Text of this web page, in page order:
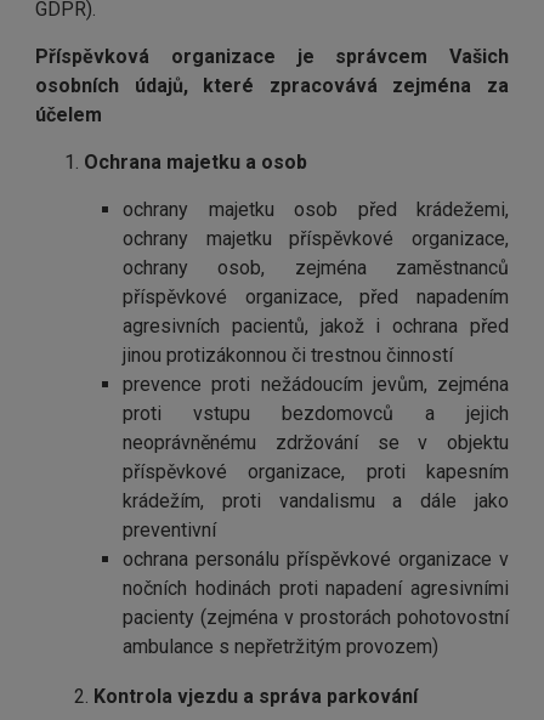
GDPR).
Příspěvková organizace je správcem Vašich
osobních údajů, které zpracovává zejména za
účelem
Ochrana majetku a osob
ochrany majetku osob před krádežemi,
ochrany majetku příspěvkové organizace,
ochrany osob, zejména zaměstnanců
příspěvkové organizace, před napadením
agresivních pacientů, jakož i ochrana před
jinou protizákonnou či trestnou činností
prevence proti nežádoucím jevům, zejména
proti vstupu bezdomovců a jejich
neoprávněnému zdržování se v objektu
příspěvkové organizace, proti kapesním
krádežím, proti vandalismu a dále jako
preventivní
ochrana personálu příspěvkové organizace v
nočních hodinách proti napadení agresivními
pacienty (zejména v prostorách pohotovostní
ambulance s nepřetržitým provozem)
2. ​​​​ Kontrola vjezdu a správa parkování